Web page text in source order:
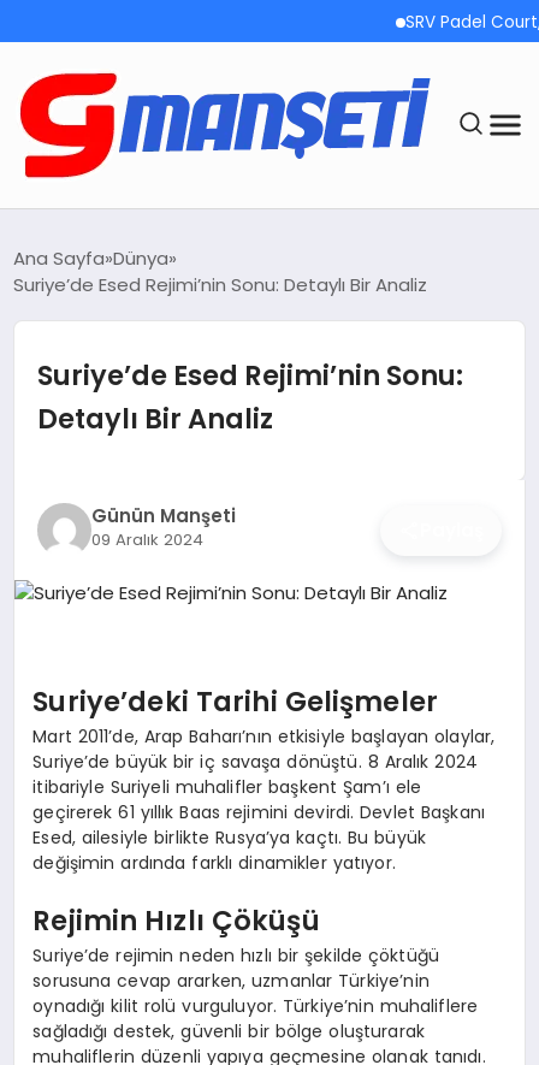
SRV Padel Court,
DEMOLAR
MEGA MENÜ
TEKNOLOJI
İŞ DÜNYASI
MAGAZIN
KRIPTO PARA
GEZI & SEYAHAT
OYUN
Ana Sayfa Dünya
Suriye’de Esed Rejimi’nin Sonu: Detaylı Bir Analiz
Suriye’de Esed Rejimi’nin Sonu:
Detaylı Bir Analiz
Günün Manşeti
09 Aralık 2024
Suriye’deki Tarihi Gelişmeler
Mart 2011’de, Arap Baharı’nın etkisiyle başlayan olaylar,
Suriye’de büyük bir iç savaşa dönüştü. 8 Aralık 2024
itibariyle Suriyeli muhalifler başkent Şam’ı ele
geçirerek 61 yıllık Baas rejimini devirdi. Devlet Başkanı
Esed, ailesiyle birlikte Rusya’ya kaçtı. Bu büyük
değişimin ardında farklı dinamikler yatıyor.
Rejimin Hızlı Çöküşü
Suriye’de rejimin neden hızlı bir şekilde çöktüğü
sorusuna cevap ararken, uzmanlar Türkiye’nin
oynadığı kilit rolü vurguluyor. Türkiye’nin muhaliflere
sağladığı destek, güvenli bir bölge oluşturarak
muhaliflerin düzenli yapıya geçmesine olanak tanıdı.